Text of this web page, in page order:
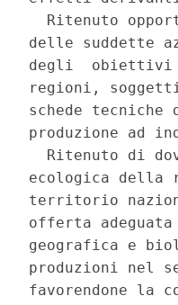
Ritenuto
delle suddette
degli  obiettivi
regioni,
schede
produzione ad
Ritenuto di
ecologica
territorio
offerta
geografica e
produzioni nel
favorendone la